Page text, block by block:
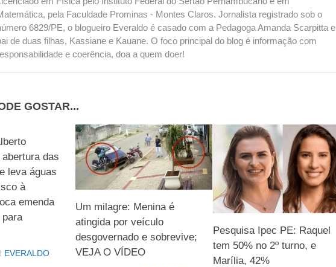
pela Faculdade Prominas - Montes Claros. Jornalista registrado sob o
6829/PE, o blogueiro Everaldo é casado com a Pedagoga Amanda Scarpitta e
de duas filhas, Kassiane e Kauane. O foco principal do blog é informação com
e coerência, doa a quem doer!
GOSTAR...
das
leva águas
à
emenda
para
EVERALDO
Um milagre: Menina é
atingida por veículo
desgovernado e sobrevive;
VEJA O VÍDEO
Pesquisa Ipec PE: Raquel
tem 50% no 2º turno, e
Marília, 42%